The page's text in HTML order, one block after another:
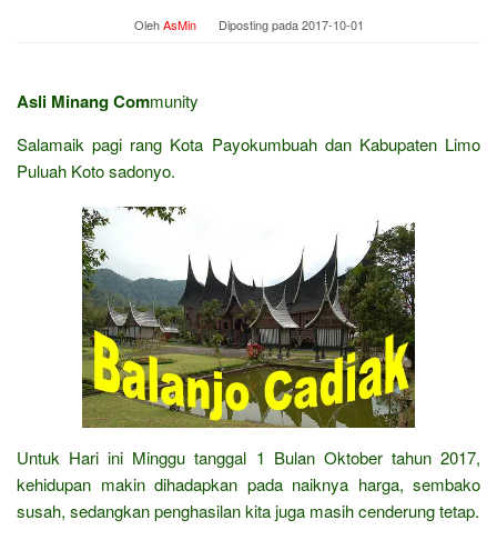
OlehAsMin Diposting pada2017-10-01
Asli Minang Community
Salamaik pagi rang Kota Payokumbuah dan Kabupaten Limo
Puluah Koto sadonyo.
Untuk Hari ini Minggu tanggal 1 Bulan Oktober tahun 2017,
kehidupan makin dihadapkan pada naiknya harga, sembako
susah, sedangkan penghasilan kita juga masih cenderung tetap.